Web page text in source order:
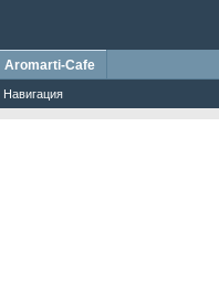
Навигация
Aromarti-Cafe